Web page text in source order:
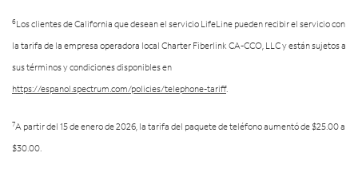
6Los clientes de California que desean el servicio LifeLine pueden recibir el servicio con
la tarifa de la empresa operadora local Charter Fiberlink CA-CCO, LLC y están sujetos a
sus términos y condiciones disponibles en
https://espanol.spectrum.com/policies/telephone-tariff.
7A partir del 15 de enero de 2026, la tarifa del paquete de teléfono aumentó de $25.00 a
$30.00.